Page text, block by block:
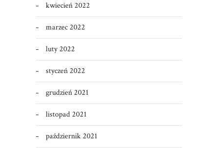
kwiecień 2022
marzec 2022
luty 2022
styczeń 2022
grudzień 2021
listopad 2021
październik 2021